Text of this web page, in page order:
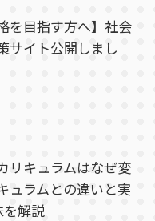
を目指す方へ】社会
サイト公開しまし
リキュラムはなぜ変
ュラムとの違いと実
を解説